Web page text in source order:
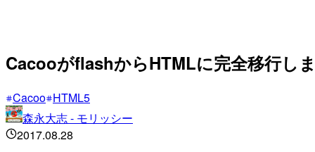
CacooがflashからHTMLに完全移行し
Cacoo HTML5
森永大志 - モリッシー
2017.08.28